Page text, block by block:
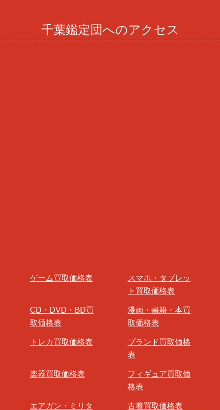
千葉鑑定団へのアクセス
ゲーム買取価格表
スマホ・タブレッ
ト買取価格表
CD・DVD・BD買
取価格表
漫画・書籍・本買
取価格表
トレカ買取価格表
ブランド買取価格
表
楽器買取価格表
フィギュア買取価
格表
エアガン・ミリタ
古着買取価格表